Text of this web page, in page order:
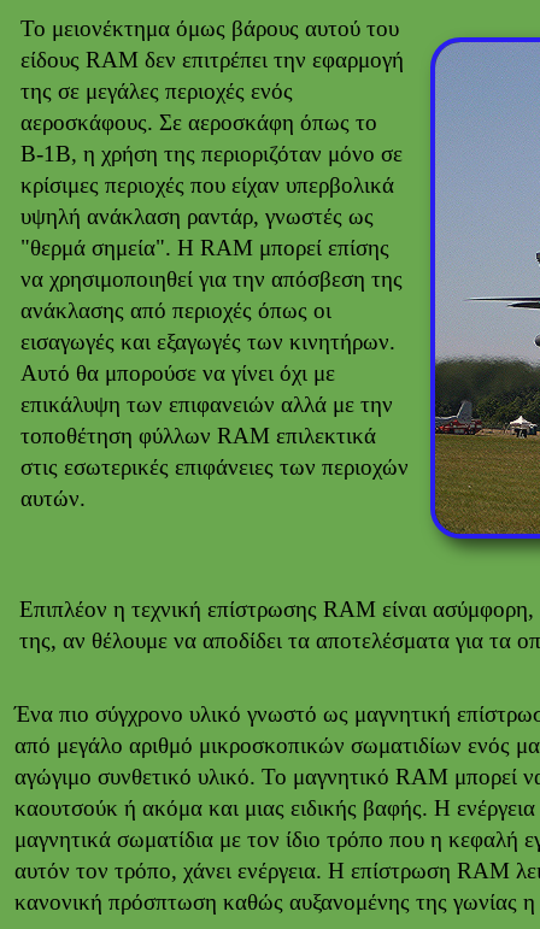
Ένα πιο σύγχρονο υλικό γνωστό ως μαγνητική
από μεγάλο αριθμό μικροσκοπικών σωματιδίων ενός
αγώγιμο συνθετικό υλικό. Το μαγνητικό RAM μπορεί
καουτσούκ ή ακόμα και μιας ειδικής βαφής. Η
μαγνητικά σωματίδια με τον ίδιο τρόπο που η κεφαλή
αυτόν τον τρόπο, χάνει ενέργεια. Η επίστρωση RAM
κανονική πρόσπτωση καθώς αυξανομένης της γωνίας
Το μειονέκτημα όμως βάρους αυτού του
είδους RAM δεν επιτρέπει την εφαρμογή
της σε μεγάλες περιοχές ενός
αεροσκάφους. Σε αεροσκάφη όπως το
Β-1Β, η χρήση της περιοριζόταν μόνο σε
κρίσιμες περιοχές που είχαν υπερβολικά
υψηλή ανάκλαση ραντάρ, γνωστές ως
"θερμά σημεία". Η RAM μπορεί επίσης
να χρησιμοποιηθεί για την απόσβεση της
ανάκλασης από περιοχές όπως οι
εισαγωγές και εξαγωγές των κινητήρων.
Αυτό θα μπορούσε να γίνει όχι με
επικάλυψη των επιφανειών αλλά με την
τοποθέτηση φύλλων RAM επιλεκτικά
στις εσωτερικές επιφάνειες των περιοχών
αυτών.
Επιπλέον η τεχνική επίστρωσης RAM είναι ασύμφορη,
της, αν θέλουμε να αποδίδει τα αποτελέσματα για τα